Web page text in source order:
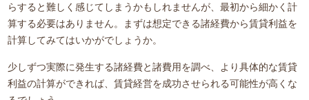
らすると難しく感じてしまうかもしれませんが、最初から細かく計
算する必要はありません。まずは想定できる諸経費から賃貸利益を
計算してみてはいかがでしょうか。
少しずつ実際に発生する諸経費と諸費用を調べ、より具体的な賃貸
利益の計算ができれば、賃貸経営を成功させられる可能性が高くな